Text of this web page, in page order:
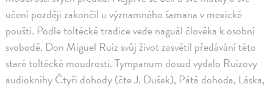
učení později zakončil u významného šamana v mexické
poušti. Podle toltécké tradice vede naguál člověka k osobní
svobodě. Don Miguel Ruiz svůj život zasvětil předávání této
staré toltécké moudrosti. Tympanum dosud vydalo Ruizovy
audioknihy Čtyři dohody (čte J. Dušek), Pátá dohoda, Láska,